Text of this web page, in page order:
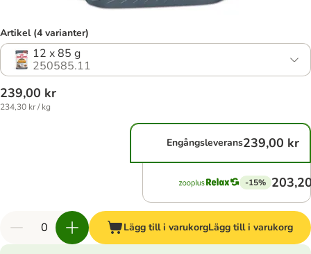
Artikel (4 varianter)
12 x 85 g
250585.11
239,00 kr
234,30 kr / kg
Engångsleverans239,00 kr
-15%
Lägg till i varukorgLägg till i varukorg